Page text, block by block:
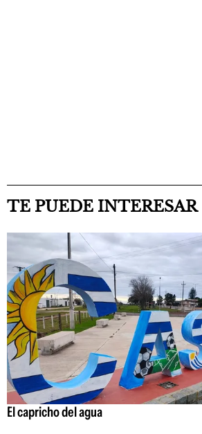
TE PUEDE INTERESAR
El capricho del agua